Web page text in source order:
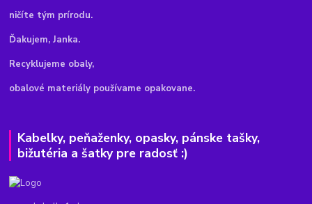
ničíte tým prírodu.
Ďakujem, Janka.
Recyklujeme obaly,
obalové materiály používame opakovane.
Kabelky, peňaženky, opasky, pánske tašky,
bižutéria a šatky pre radosť :)